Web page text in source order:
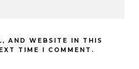
AND WEBSITE IN THIS
TIME I COMMENT.